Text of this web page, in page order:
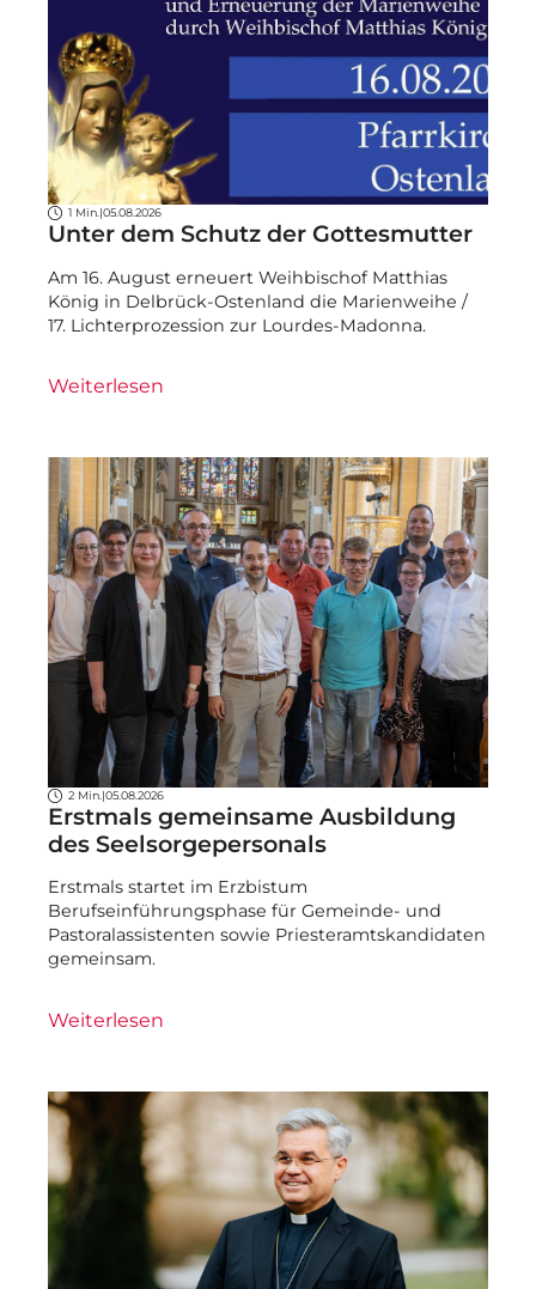
1 Min.|05.08.2026
Unter dem Schutz der Gottesmutter
Am 16. August erneuert Weihbischof Matthias
König in Delbrück-Ostenland die Marienweihe /
17. Lichterprozession zur Lourdes-Madonna.
Weiterlesen
2 Min. |05.08.2026
Erstmals gemeinsame Ausbildung
des Seelsorgepersonals
Erstmals startet im Erzbistum
Berufseinführungsphase für Gemeinde- und
Pastoralassistenten sowie Priesteramtskandidaten
gemeinsam.
Weiterlesen